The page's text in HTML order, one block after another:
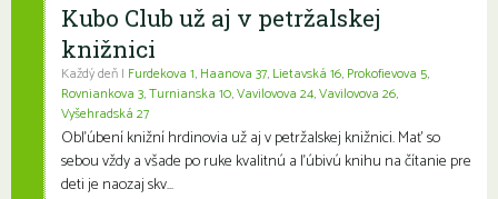
Kubo Club už aj v petržalskej
knižnici
Každý deň | Furdekova 1, Haanova 37, Lietavská 16, Prokofievova 5,
Rovniankova 3,Turnianska 10,Vavilovova 24,Vavilovova 26,
Vyšehradská 27
Obľúbení knižní hrdinovia už aj v petržalskej knižnici. Mať so
sebou vždy a všade po ruke kvalitnú a ľúbivú knihu na čítanie pre
deti je naozaj skv...